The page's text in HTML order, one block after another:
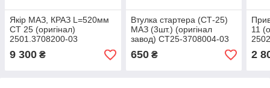
Якір МАЗ, КРАЗ L=520мм
СТ 25 (оригінал)
2501.3708200-03
9 300 ₴
Втулка стартера (СТ-25)
МАЗ (3шт.) (оригінал
завод) СТ25-3708004-03
650₴
11
2